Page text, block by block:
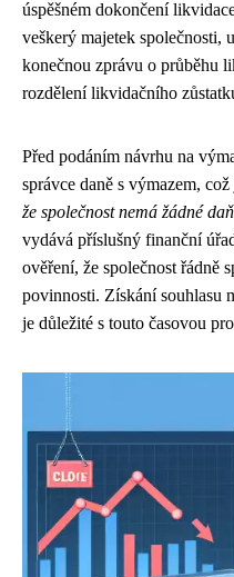
úspěšném dokončení
veškerý majetek společnosti,
konečnou zprávu o průběhu
rozdělení likvidačního
Před podáním návrhu na
správce daně s výmazem, což
že společnost nemá žádné
vydává příslušný finanční
ověření, že společnost řádně
povinnosti. Získání souhlasu
je důležité s touto časovou